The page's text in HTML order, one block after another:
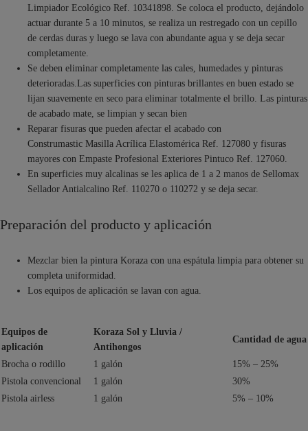
Limpiador Ecológico Ref. 10341898. Se coloca el producto, dejándolo
actuar durante 5 a 10 minutos, se realiza un restregado con un cepillo
de cerdas duras y luego se lava con abundante agua y se deja secar
completamente.
Se deben eliminar completamente las cales, humedades y pinturas
deterioradas.Las superficies con pinturas brillantes en buen estado se
lijan suavemente en seco para eliminar totalmente el brillo. Las pinturas
de acabado mate, se limpian y secan bien
Reparar fisuras que pueden afectar el acabado con
Construmastic Masilla Acrílica Elastomérica Ref. 127080 y fisuras
mayores con Empaste Profesional Exteriores Pintuco Ref. 127060.
En superficies muy alcalinas se les aplica de 1 a 2 manos de Sellomax
Sellador Antialcalino Ref. 110270 o 110272 y se deja secar.
Preparación del producto y aplicación
Mezclar bien la pintura Koraza con una espátula limpia para obtener su
completa uniformidad.
Los equipos de aplicación se lavan con agua.
Equipos de
aplicación
Koraza Sol y Lluvia /
Antihongos
Cantidad de agua
Brocha o rodillo 1 galón
15% – 25%
Pistola convencional
1 galón
30%
Pistola airless
1 galón 5% – 10%